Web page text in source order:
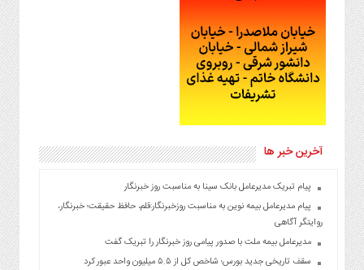
آخرین خبر ها
پیام تبریک مدیرعامل بانک سینا به مناسبت روز خبرنگار
پیام مدیرعامل بیمه نوین به مناسبت روزخبرنگار:قلم، حافظ حقیقت؛ خبرنگار،
روایتگر آگاهی
مدیرعامل بیمه ملت با صدور پیامی روز خبرنگار را تبریک گفت
سقف تاریخی جدید بورس؛ شاخص کل از ۵.۵ میلیون واحد عبور کرد